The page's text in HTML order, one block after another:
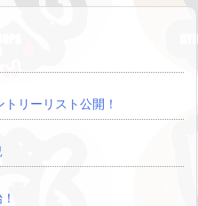
リーリスト公開！